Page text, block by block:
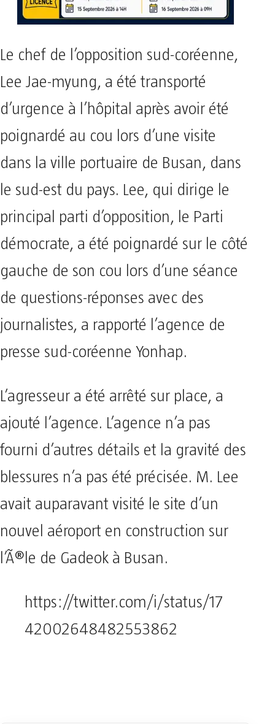
Le chef de l’opposition sud-coréenne,
Lee Jae-myung, a été transporté
d’urgence à l’hôpital après avoir été
poignardé au cou lors d’une visite
dans la ville portuaire de Busan, dans
le sud-est du pays. Lee, qui dirige le
principal parti d’opposition, le Parti
démocrate, a été poignardé sur le côté
gauche de son cou lors d’une séance
de questions-réponses avec des
journalistes, a rapporté l’agence de
presse sud-coréenne Yonhap.
L’agresseur a été arrêté sur place, a
ajouté l’agence. L’agence n’a pas
fourni d’autres détails et la gravité des
blessures n’a pas été précisée. M. Lee
avait auparavant visité le site d’un
nouvel aéroport en construction sur
l’Ã®le de Gadeok à Busan.
https://twitter.com/i/status/17
42002648482553862